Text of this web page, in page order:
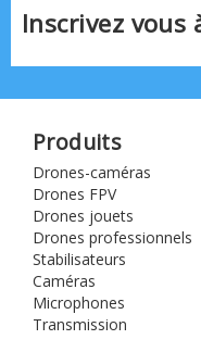
Inscrivez
Produits
Drones-caméras
Drones FPV
Drones jouets
Drones professionnels
Stabilisateurs
Caméras
Microphones
Transmission